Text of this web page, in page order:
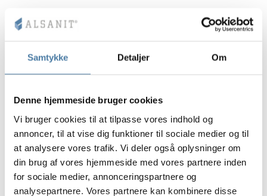
Samtykke Detaljer Om
Denne hjemmeside bruger cookies
Vi bruger cookies til at tilpasse vores indhold og
annoncer, til at vise dig funktioner til sociale medier og til
at analysere vores trafik. Vi deler også oplysninger om
din brug af vores hjemmeside med vores partnere inden
for sociale medier, annonceringspartnere og
analysepartnere. Vores partnere kan kombinere disse
bruse kabiner
samt Hi-FI bænke med moderne metal ryglæn. Det hele
polstrede bænke Iris
, som tilføjer stil og komfort til rummet.
perfekt forstår fitnessindustriens behov. Vores
produkter kombinerer funktionalitet, holdbarhed og
æstetik, og sikrer brugerne komfort og sikkerhed på alle
stadier af brug af faciliteten. For os er det vigtigste, at
rummene ikke kun er praktiske, men også moderne og
brugervenlige for alle brugere.